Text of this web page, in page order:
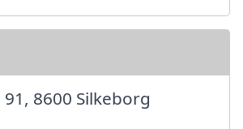
8600 Silkeborg